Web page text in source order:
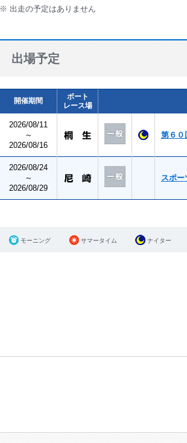
※ 出走の予定はありません
出場予定
開催期間
ボート
レース場
2026/08/11
～
2026/08/16
第６
2026/08/24
～
2026/08/29
スポー
モーニング サマータイム ナイター